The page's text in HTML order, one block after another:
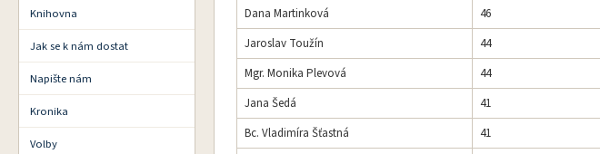
Knihovna
Jak se k nám dostat
Napište nám
Kronika
Volby
Dana Martinková
46
Jaroslav Toužín
44
Mgr. Monika Plevová
44
Jana Šedá
41
Bc. Vladimíra Šťastná
41